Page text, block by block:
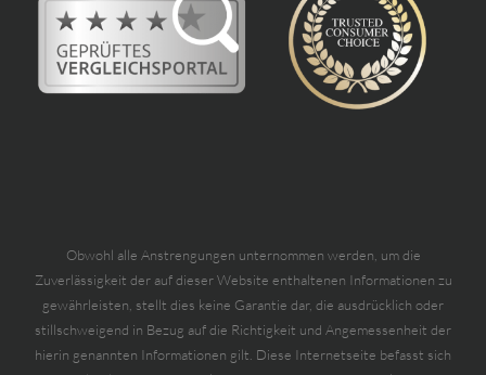
Obwohl alle Anstrengungen unternommen werden, um die
Zuverlässigkeit der auf dieser Website enthaltenen Informationen zu
gewährleisten, stellt dies keine Garantie dar, die ausdrücklich oder
stillschweigend in Bezug auf die Richtigkeit und Angemessenheit der
hierin genannten Informationen gilt. Diese Internetseite befasst sich